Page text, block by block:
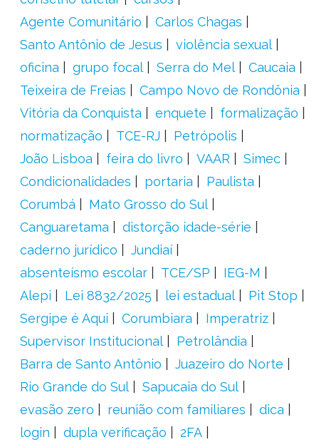
Agente Comunitário
Carlos Chagas
Santo Antônio de Jesus
violência sexual
oficina
grupo focal Serra do Mel
Caucaia
Teixeira de Freias
Campo Novo de Rondônia
Vitória da Conquista
enquete
formalização
normatização
TCE-RJ
Petrópolis
João Lisboa
feira do livro VAAR
Simec
Condicionalidades
portaria
Paulista
Corumbá
Mato Grosso do Sul
Canguaretama
distorção idade-série
caderno jurídico
Jundiaí
absenteísmo escolar
TCE/SP
IEG-M
Alepi
Lei 8832/2025 lei estadual
Pit Stop
Sergipe é Aqui
Corumbiara
Imperatriz
Supervisor Institucional
Petrolândia
Barra de Santo Antônio
Juazeiro do Norte
Rio Grande do Sul
Sapucaia do Sul
evasão zero
reunião com familiares
dica
login
dupla verificação
2FA